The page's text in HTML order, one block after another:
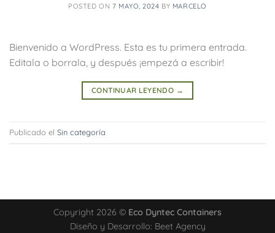
POSTED ON 7 MAYO, 2024 BY MARCELO
Bienvenido a WordPress. Esta es tu primera entrada.
Editala o borrala, y después ¡empezá a escribir!
CONTINUAR LEYENDO →
Publicado el Sin categoría
Copyright 2026 © Eco Dyntec Containers
Diseño y Desarrollo: Beet Agency